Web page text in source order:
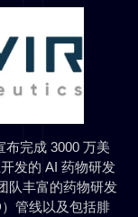
布完成 3000 万美
发的 AI 药物研发
队丰富的药物研发
管线以及包括腓